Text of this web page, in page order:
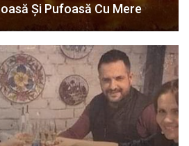
Și Pufoasă Cu Mere